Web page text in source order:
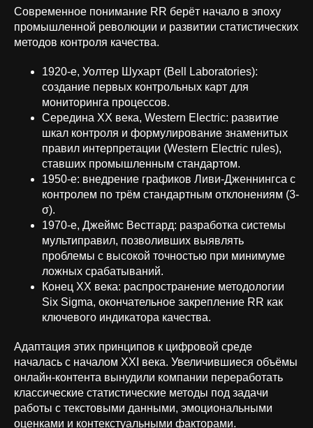
Современное понимание RR берёт начало в эпоху
промышленной революции и развитии статистических
методов контроля качества.
1920-е, Уолтер Шухарт (Bell Laboratories):
создание первых контрольных карт для
мониторинга процессов.
Середина XX века, Western Electric: развитие
шкал контроля и формулирование знаменитых
правил интерпретации (Western Electric rules),
ставших промышленным стандартом.
1950-е: внедрение графиков Ливи-Дженнингса с
контролем по трём стандартным отклонениям (3-
σ).
1970-е, Джеймс Вестгард: разработка системы
мультиправил, позволивших выявлять
проблемы с высокой точностью при минимуме
ложных срабатываний.
Конец XX века: распространение методологии
Six Sigma, окончательное закрепление RR как
ключевого индикатора качества.
Адаптация этих принципов к цифровой среде
началась с началом XXI века. Увеличившиеся объёмы
онлайн-контента вынудили компании переработать
классические статистические методы под задачи
работы с текстовыми данными, эмоциональными
оценками и контекстуальными факторами.